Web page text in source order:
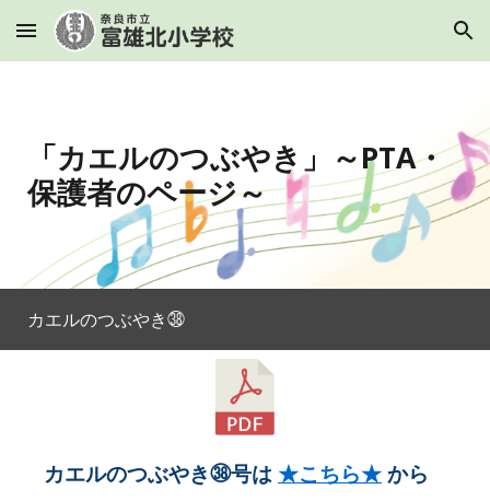
Skip to main content Skip to navigation
「カエルのつぶやき」～PTA・
保護者のページ～
カエルのつぶやき㊳
カエルのつぶやき㊳号は★こちら★ から